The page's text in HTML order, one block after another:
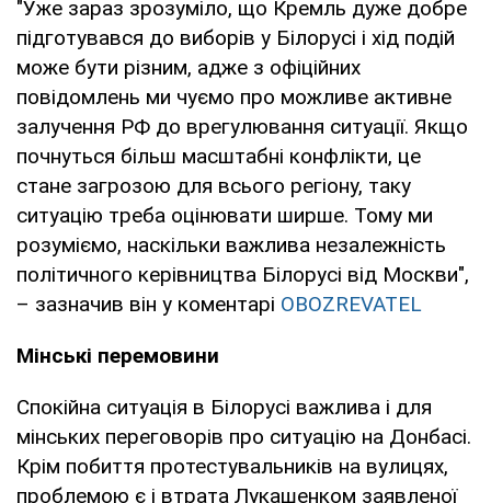
"Уже зараз зрозуміло, що Кремль дуже добре
підготувався до виборів у Білорусі і хід подій
може бути різним, адже з офіційних
повідомлень ми чуємо про можливе активне
залучення РФ до врегулювання ситуації. Якщо
почнуться більш масштабні конфлікти, це
стане загрозою для всього регіону, таку
ситуацію треба оцінювати ширше. Тому ми
розуміємо, наскільки важлива незалежність
політичного керівництва Білорусі від Москви",
– зазначив він у коментарі OBOZREVATEL
Мінські перемовини
Спокійна ситуація в Білорусі важлива і для
мінських переговорів про ситуацію на Донбасі.
Крім побиття протестувальників на вулицях,
проблемою є і втрата Лукашенком заявленої